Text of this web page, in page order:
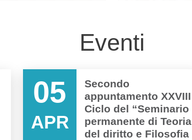
Eventi
05
APR
Secondo
appuntamento XXVIII
Ciclo del “Seminario
permanente di Teoria
del diritto e Filosofia